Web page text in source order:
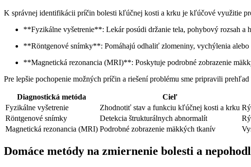
K ⁣správnej identifikácii príčin bolesti kľúčnej kosti⁢ a krku je kľúčové využitie
**Fyzikálne vyšetrenie**: Lekár posúdi držanie tela, pohybový rozsah a⁢
**Röntgenové snímky**: Pomáhajú odhaliť zlomeniny, vychýlenia alebo
**Magnetická ⁤rezonancia (MRI)**: Poskytuje podrobné zobrazenie
Pre⁤ lepšie pochopenie možných príčin a riešení problému sme pripravili
Diagnostická⁢ metóda Cieľ
Fyzikálne vyšetrenie
Zhodnotiť⁢ stav a ‍funkciu kľúčnej kosti ⁣a krku
Röntgenové ⁤snímky
Detekcia štrukturálnych abnormalít
Magnetická rezonancia (MRI) Podrobné⁤ zobrazenie mäkkých tkanív
Domáce metódy na zmiernenie bolesti a